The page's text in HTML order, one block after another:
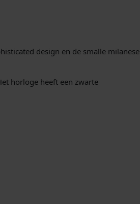
design en de smalle milanese
horloge heeft een zwarte